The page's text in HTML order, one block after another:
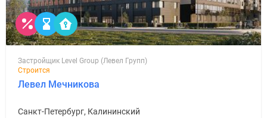
Застройщик Level Group (Левел Групп)
Строится
Левел Мечникова
Санкт-Петербург, Калининский